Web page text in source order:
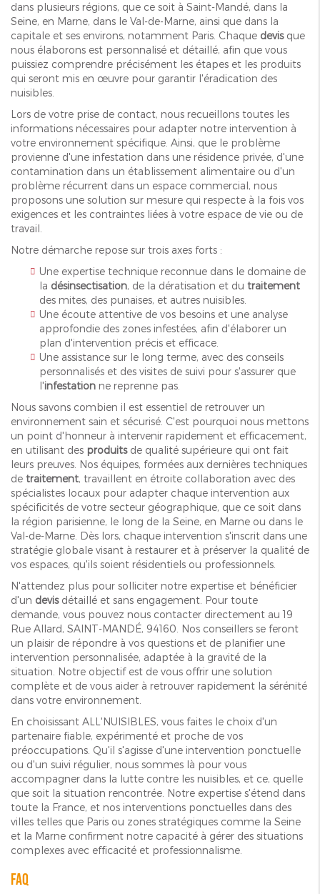
dans plusieurs régions, que ce soit à Saint-Mandé, dans la
Seine, en Marne, dans le Val-de-Marne, ainsi que dans la
capitale et ses environs, notamment Paris. Chaque devisque
nous élaborons est personnalisé et détaillé, afin que vous
puissiez comprendre précisément les étapes et les produits
qui seront mis en œuvre pour garantir l'éradication des
nuisibles.
Lors de votre prise de contact, nous recueillons toutes les
informations nécessaires pour adapter notre intervention à
votre environnement spécifique. Ainsi, que le problème
provienne d'une infestation dans une résidence privée, d'une
contamination dans un établissement alimentaire ou d'un
problème récurrent dans un espace commercial, nous
proposons une solution sur mesure qui respecte à la fois vos
exigences et les contraintes liées à votre espace de vie ou de
travail.
Notre démarche repose sur trois axes forts :
Une expertise technique reconnue dans le domaine de
la désinsectisation, de la dératisation et du traitement
des mites, des punaises, et autres nuisibles.
Une écoute attentive de vos besoins et une analyse
approfondie des zones infestées, afin d'élaborer un
plan d'intervention précis et efficace.
Une assistance sur le long terme, avec des conseils
personnalisés et des visites de suivi pour s'assurer que
l'infestation ne reprenne pas.
Nous savons combien il est essentiel de retrouver un
environnement sain et sécurisé. C'est pourquoi nous mettons
un point d'honneur à intervenir rapidement et efficacement,
en utilisant des produitsde qualité supérieure qui ont fait
leurs preuves. Nos équipes, formées aux dernières techniques
de traitement, travaillent en étroite collaboration avec des
spécialistes locaux pour adapter chaque intervention aux
spécificités de votre secteur géographique, que ce soit dans
la région parisienne, le long de la Seine, en Marne ou dans le
Val-de-Marne. Dès lors, chaque intervention s'inscrit dans une
stratégie globale visant à restaurer et à préserver la qualité de
vos espaces, qu'ils soient résidentiels ou professionnels.
N'attendez plus pour solliciter notre expertise et bénéficier
d'un devisdétaillé et sans engagement. Pour toute
demande, vous pouvez nous contacter directement au 19
Rue Allard, SAINT-MANDÉ, 94160. Nos conseillers se feront
un plaisir de répondre à vos questions et de planifier une
intervention personnalisée, adaptée à la gravité de la
situation. Notre objectif est de vous offrir une solution
complète et de vous aider à retrouver rapidement la sérénité
dans votre environnement.
En choisissant ALL'NUISIBLES, vous faites le choix d'un
partenaire fiable, expérimenté et proche de vos
préoccupations. Qu'il s'agisse d'une intervention ponctuelle
ou d'un suivi régulier, nous sommes là pour vous
accompagner dans la lutte contre les nuisibles, et ce, quelle
que soit la situation rencontrée. Notre expertise s'étend dans
toute la France, et nos interventions ponctuelles dans des
villes telles que Paris ou zones stratégiques comme la Seine
et la Marne confirment notre capacité à gérer des situations
complexes avec efficacité et professionnalisme.
FAQ